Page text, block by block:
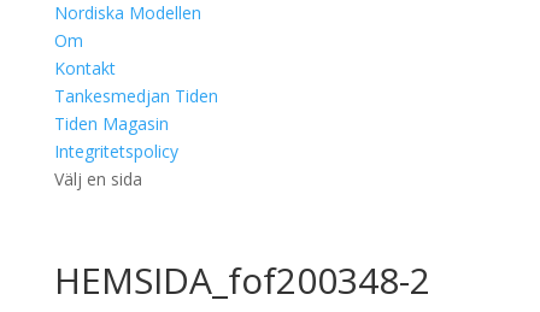
Nordiska Modellen
Om
Kontakt
Tankesmedjan Tiden
Tiden Magasin
Integritetspolicy
Välj en sida
HEMSIDA_fof200348-2